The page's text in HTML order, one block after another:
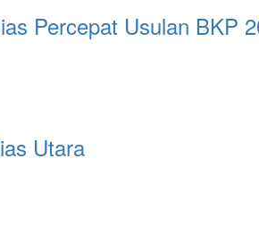
Percepat Usulan BKP
Utara